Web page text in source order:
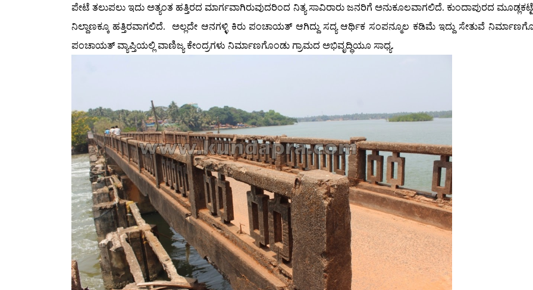
ಪೇಟೆ ತಲುಪಲು ಇದು ಅತ್ಯಂತ ಹತ್ತಿರದ ಮಾರ್ಗವಾಗಿರುವುದರಿಂದ ನಿತ್ಯ ಸಾವಿರಾರು ಜನರಿಗೆ ಅನುಕೂಲವಾಗಲಿದೆ. ಕುಂದಾಪುರದ ಮೂಡ್ಲಕಟ್ಟೆ
ನಿಲ್ದಾಣಕ್ಕೂ ಹತ್ತಿರವಾಗಲಿದೆ. ಅಲ್ಲದೇ ಆನಗಳ್ಳಿ ಕಿರು ಪಂಚಾಯತ್ ಆಗಿದ್ದು ಸದ್ಯ ಆರ್ಥಿಕ ಸಂಪನ್ಮೂಲ ಕಡಿಮೆ ಇದ್ದು ಸೇತುವೆ
ಪಂಚಾಯತ್ ವ್ಯಾಪ್ತಿಯಲ್ಲಿ ವಾಣಿಜ್ಯ ಕೇಂದ್ರಗಳು ನಿರ್ಮಾಣಗೊಂಡು ಗ್ರಾಮದ ಅಭಿವೃದ್ಧಿಯೂ ಸಾಧ್ಯ.